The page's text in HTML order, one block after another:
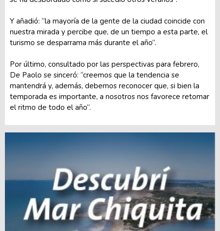
Y añadió: “la mayoría de la gente de la ciudad coincide con
nuestra mirada y percibe que, de un tiempo a esta parte, el
turismo se desparrama más durante el año”.
Por último, consultado por las perspectivas para febrero,
De Paolo se sinceró: “creemos que la tendencia se
mantendrá y, además, debemos reconocer que, si bien la
temporada es importante, a nosotros nos favorece retomar
el ritmo de todo el año”.